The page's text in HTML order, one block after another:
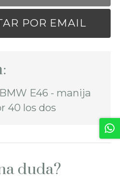
POR EMAIL
E46 - manija
40 los dos
duda?